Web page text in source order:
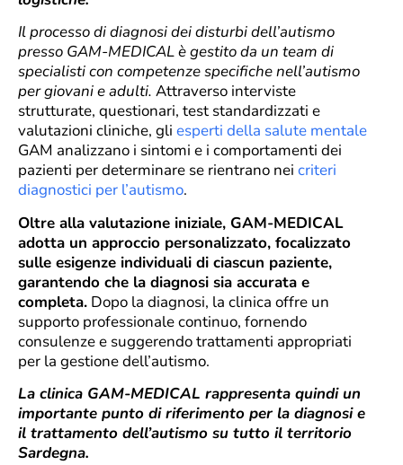
Il processo di diagnosi dei disturbi dell’autismo
presso GAM-MEDICAL è gestito da un team di
specialisti con competenze specifiche nell’autismo
per giovani e adulti. Attraverso interviste
strutturate, questionari, test standardizzati e
valutazioni cliniche, gli esperti della salute mentale
GAM analizzano i sintomi e i comportamenti dei
pazienti per determinare se rientrano nei criteri
diagnostici per l’autismo.
Oltre alla valutazione iniziale, GAM-MEDICAL
adotta un approccio personalizzato, focalizzato
sulle esigenze individuali di ciascun paziente,
garantendo che la diagnosi sia accurata e
completa. Dopo la diagnosi, la clinica offre un
supporto professionale continuo, fornendo
consulenze e suggerendo trattamenti appropriati
per la gestione dell’autismo.
La clinica GAM-MEDICAL rappresenta quindi un
importante punto di riferimento per la diagnosi e
il trattamento dell’autismo su tutto il territorio
Sardegna.